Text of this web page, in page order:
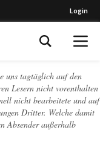
Login
uns tagtäglich auf den
Lesern nicht vorenthalten
nicht bearbeitete und auf
Dritter. Welche damit
Absender außerhalb